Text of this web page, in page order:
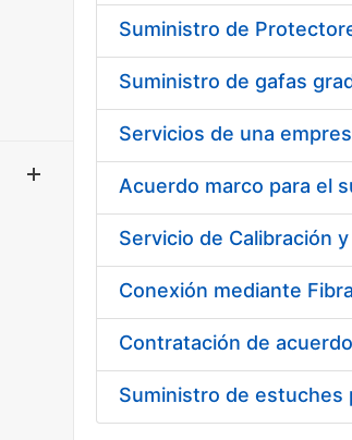
Show/Hide
Acuerdo marco para el
Suministro de estuches